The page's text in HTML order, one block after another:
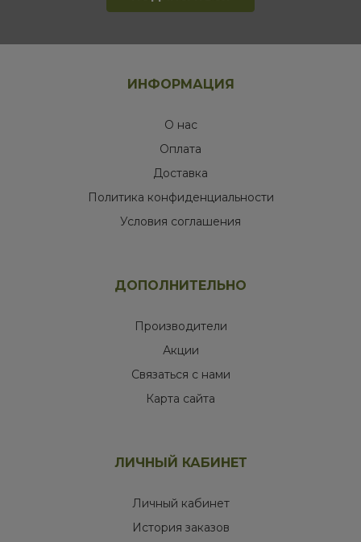
ИНФОРМАЦИЯ
О нас
Оплата
Доставка
Политика конфиденциальности
Условия соглашения
ДОПОЛНИТЕЛЬНО
Производители
Акции
Связаться с нами
Карта сайта
ЛИЧНЫЙ КАБИНЕТ
Личный кабинет
История заказов